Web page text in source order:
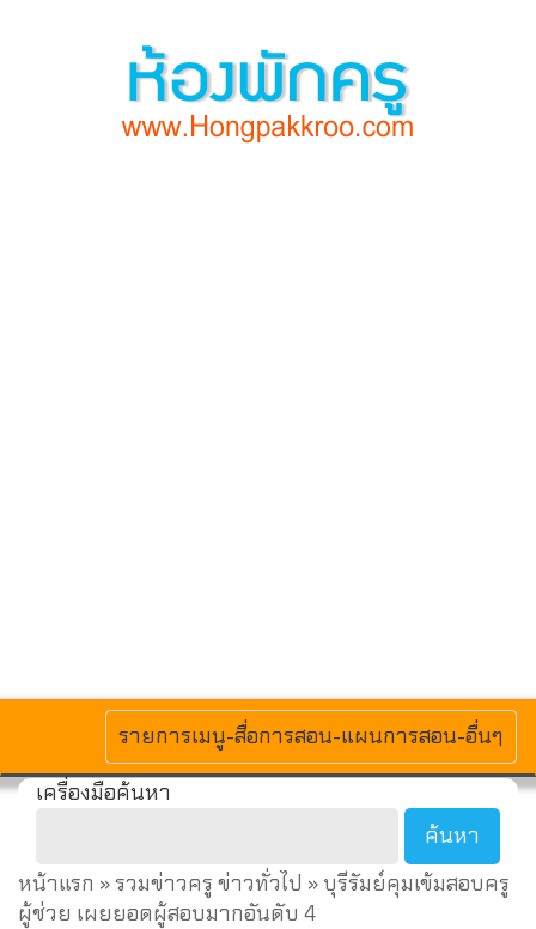
MENU
รายการเมนู-สื่อการสอน-แผนการสอน-อื่นๆ
เครื่องมือค้นหา
หน้าแรก »รวมข่าวครู ข่าวทั่วไป » บุรีรัมย์คุมเข้มสอบครู
ผู้ช่วย เผยยอดผู้สอบมากอันดับ 4